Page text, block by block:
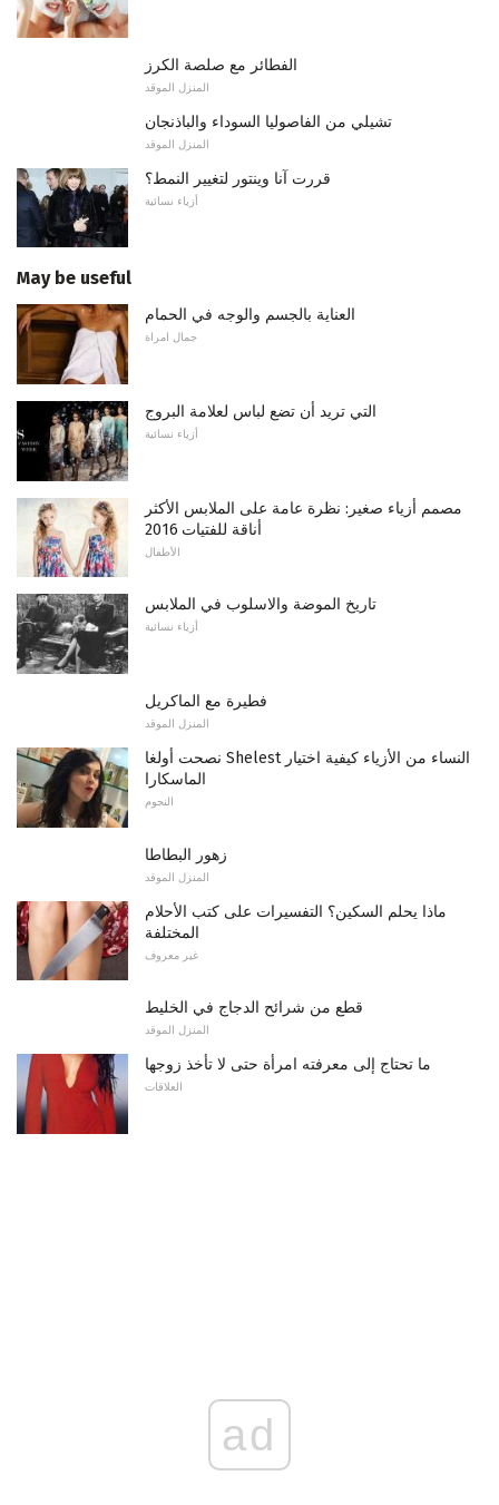
الفطائر مع صلصة الكرز
المنزل الموقد
تشيلي من الفاصوليا السوداء والباذنجان
المنزل الموقد
قررت آنا وينتور لتغيير النمط؟
أزياء نسائية
May be useful
العناية بالجسم والوجه في الحمام
جمال امراة
التي تريد أن تضع لباس لعلامة البروج
أزياء نسائية
مصمم أزياء صغير: نظرة عامة على الملابس الأكثر
أناقة للفتيات 2016
الأطفال
تاريخ الموضة والاسلوب في الملابس
أزياء نسائية
فطيرة مع الماكريل
المنزل الموقد
نصحت أولغا Shelest النساء من الأزياء كيفية اختيار
الماسكارا
النجوم
زهور البطاطا
المنزل الموقد
ماذا يحلم السكين؟ التفسيرات على كتب الأحلام
المختلفة
غير معروف
قطع من شرائح الدجاج في الخليط
المنزل الموقد
ما تحتاج إلى معرفته امرأة حتى لا تأخذ زوجها
العلاقات
ad